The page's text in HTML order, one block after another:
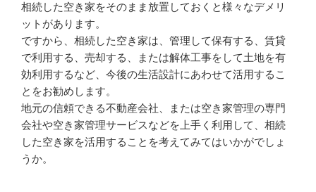
相続した空き家をそのまま放置しておくと様々なデメリ
ットがあります。
ですから、相続した空き家は、管理して保有する、賃貸
で利用する、売却する、または解体工事をして土地を有
効利用するなど、今後の生活設計にあわせて活用するこ
とをお勧めします。
地元の信頼できる不動産会社、または空き家管理の専門
会社や空き家管理サービスなどを上手く利用して、相続
した空き家を活用することを考えてみてはいかがでしょ
うか。